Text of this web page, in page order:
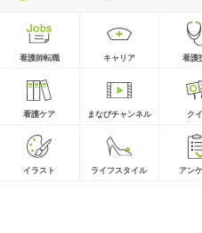
看護師転職 キャリア 看護
看護ケア まなびチャンネル ク
イラスト ライフスタイル アン